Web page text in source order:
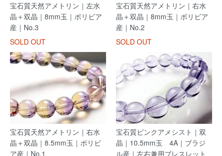
宝石質天然アメトリン｜左水
晶＋双晶｜8mm玉｜ボリビア
産｜No.3
SOLD OUT
宝石質天然アメトリン｜右水
晶＋双晶｜8mm玉｜ボリビア
産｜No.2
SOLD OUT
宝石質天然アメトリン｜右水
晶＋双晶｜8.5mm玉｜ボリビ
ア産｜No.1
宝石質ピンクアメシスト｜双
晶｜10.5mm玉 4A｜ブラジ
ル産｜左右兼用ブレスレット